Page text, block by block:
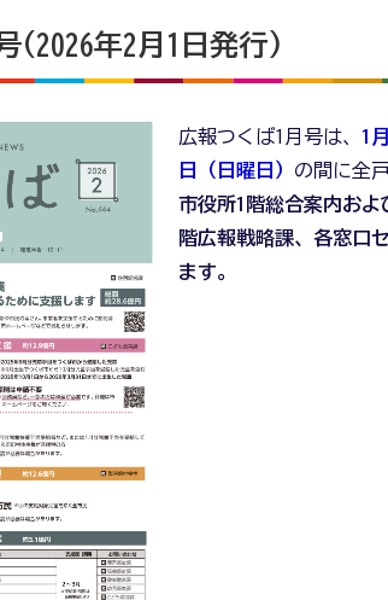
(2026年2月1日発行)
広報つくば1月号は、 1
日（日曜日） の間に全
市役所1階総合案内およ
階広報戦略課、各窓口
ます。